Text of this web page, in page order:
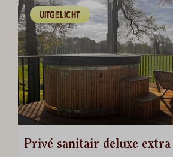
UITGELICHT
Privé sanitair deluxe